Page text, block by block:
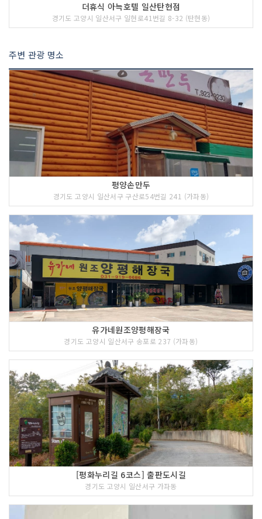
더휴식 아늑호텔 일산탄현점
경기도 고양시 일산서구 일현로41번길 8-32 (탄현동)
주변 관광 명소
평양손만두
경기도 고양시 일산서구 구산로54번길 241 (가좌동)
유가네원조양평해장국
경기도 고양시 일산서구 송포로 237 (가좌동)
[평화누리길 6코스] 출판도시길
경기도 고양시 일산서구 가좌동